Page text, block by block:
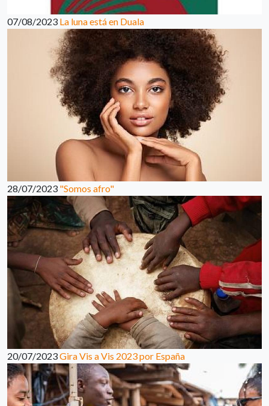
07/08/2023 La luna está en Duala
28/07/2023 "Somos afro"
20/07/2023Gira Vis a Vis 2023 por España